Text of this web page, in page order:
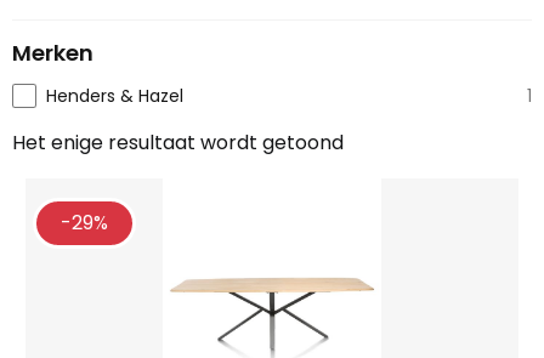
Merken
Henders & Hazel 1
Het enige resultaat wordt getoond
-29%